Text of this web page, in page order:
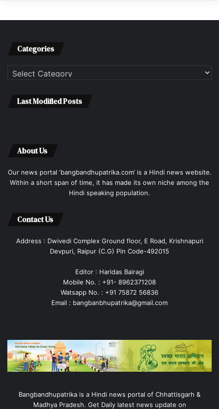
Categories
Categories
Last Modified Posts
About Us
Our news portal ‘bangbandhupatrika.com’ is a Hindi news website.
Within a short span of time, it has made its own niche among the
Hindi speaking population.
Contact Us
Address : Dwivedi Complex Ground floor, E Road, Krishnapuri
Devpuri, Raipur (C.G) Pin Code-492015
Editor : Haridas Bairagi
Mobile No. : +91- 8962371208
Watsapp No. : +91 75872 56836
Email : bangbanbhupatrika@gmail.com
Bangbandhupatrika is a Hindi news portal of Chhattisgarh &
Madhya Pradesh. Get Daily latest news update on